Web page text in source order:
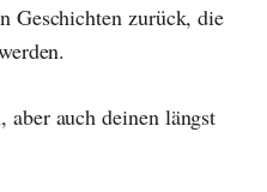
Geschichten zurück, die
aber auch deinen längst